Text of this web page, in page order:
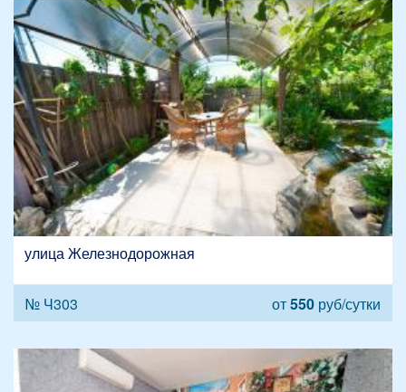
улица Железнодорожная
№ Ч303 от550 руб/сутки